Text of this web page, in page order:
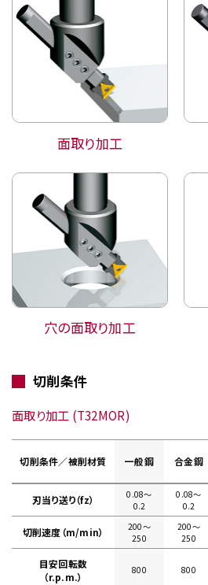
面取り加工
穴の面取り加工
切削条件
面取り加工 (T32MOR)
切削条件／被削材質 一般鋼 合金鋼
刃当り送り（fz）
0.08〜
0.2
0.08〜
0.2
切削速度（m/min）
200〜
250
200〜
250
目安回転数
（r.p.m.）
800 800